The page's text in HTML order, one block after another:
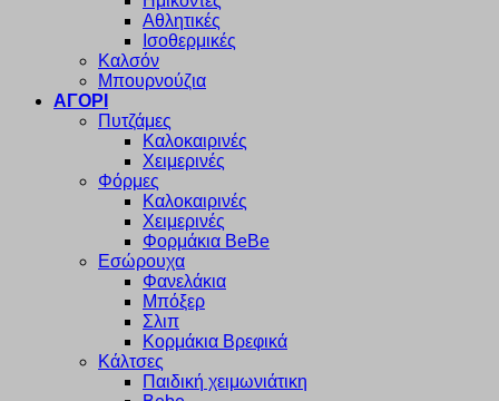
Αθλητικές
Ισοθερμικές
Καλσόν
Μπουρνούζια
ΑΓΟΡΙ
Πυτζάμες
Καλοκαιρινές
Χειμερινές
Φόρμες
Καλοκαιρινές
Χειμερινές
Φορμάκια BeBe
Εσώρουχα
Φανελάκια
Μπόξερ
Σλιπ
Κορμάκια Βρεφικά
Κάλτσες
Παιδική χειμωνιάτικη